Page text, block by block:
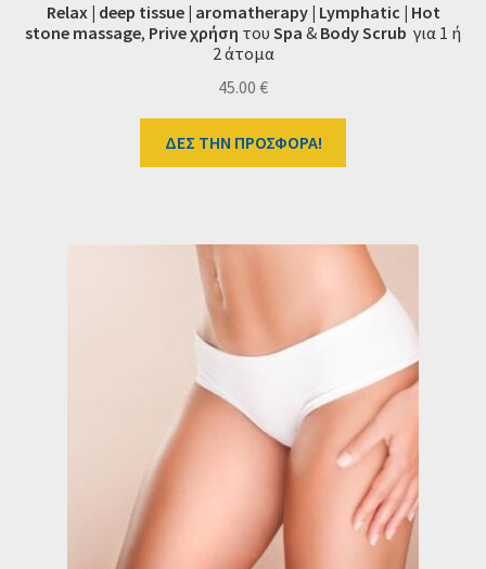
Relax| deep tissue | aromatherapy | Lymphatic | Hot
stone massage, Prive χρήση του Spa & Body Scrub για 1 ή
2 άτομα
45.00 €
ΔΕΣ ΤΗΝ ΠΡΟΣΦΟΡΑ!